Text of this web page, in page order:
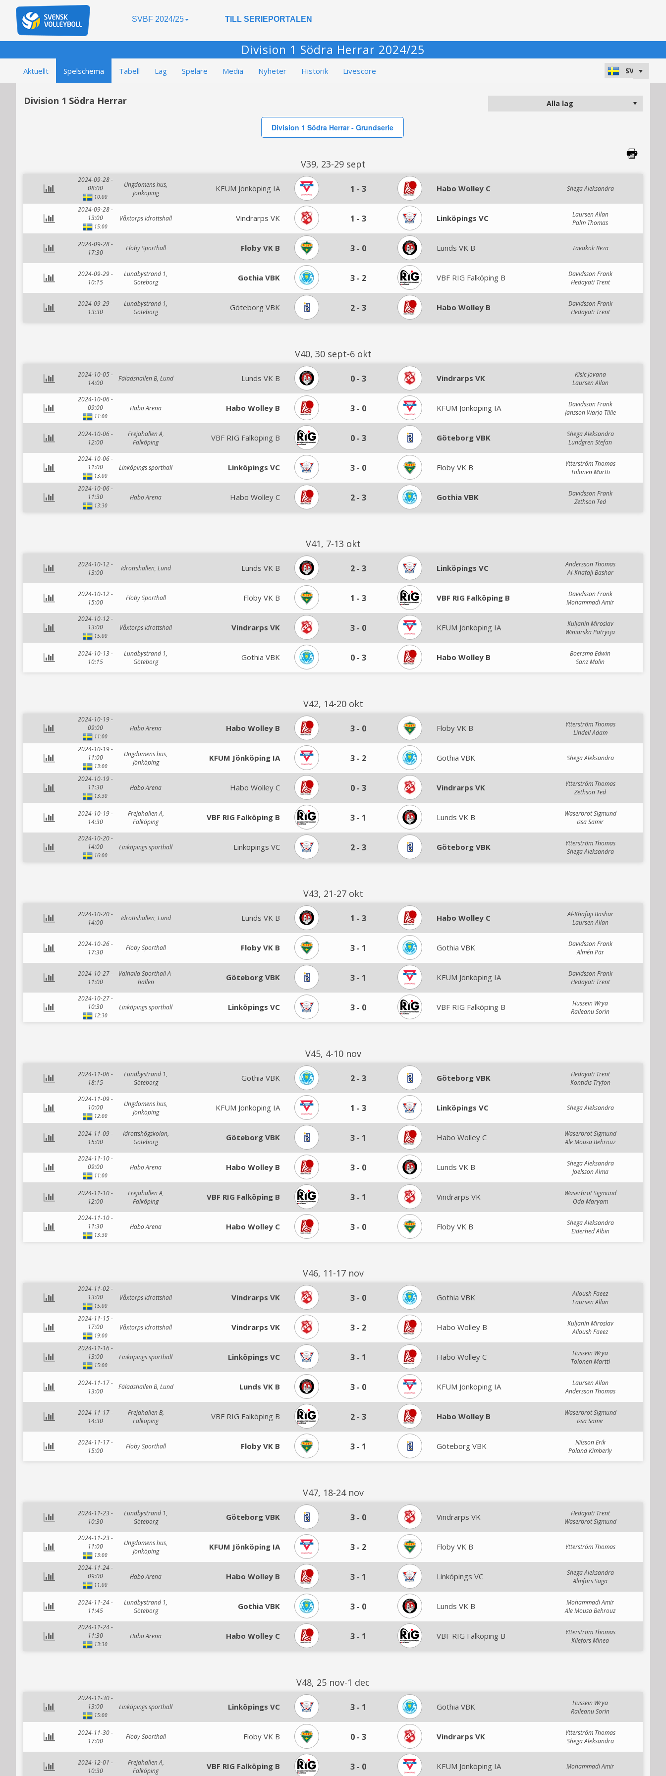
SVBF 2024/25 TILL SERIEPORTALEN
Division 1 Södra Herrar 2024/25
Aktuellt Spelschema Tabell Lag Spelare Media Nyheter Historik Livescore
Division 1 Södra Herrar
Division 1 Södra Herrar - Grundserie
V39, 23-29 sept
2024-09-28 -
08:00
10:00
Ungdomens hus,
Jönköping
KFUM Jönköping IA 1 - 3 Habo Wolley C Shega Aleksandra
2024-09-28 -
13:00
15:00
Våxtorps Idrottshall Vindrarps VK 1 - 3 Linköpings VC
Laursen Allan
Palm Thomas
2024-09-28 -
17:30
Floby Sporthall Floby VK B 3 - 0 Lunds VK B Tavakoli Reza
2024-09-29 -
10:15
Lundbystrand 1,
Göteborg
Gothia VBK 3 - 2 VBF RIG Falköping B
Davidsson Frank
Hedayati Trent
2024-09-29 -
13:30
Lundbystrand 1,
Göteborg
Göteborg VBK 2 - 3 Habo Wolley B
Davidsson Frank
Hedayati Trent
V40, 30 sept-6 okt
2024-10-05 -
14:00
Fäladshallen B, Lund Lunds VK B 0 - 3 Vindrarps VK
Kisic Jovana
Laursen Allan
2024-10-06 -
09:00
11:00
Habo Arena Habo Wolley B 3 - 0 KFUM Jönköping IA
Davidsson Frank
Jansson Warjo Tillie
2024-10-06 -
12:00
Frejahallen A,
Falköping
VBF RIG Falköping B 0 - 3 Göteborg VBK
Shega Aleksandra
Lundgren Stefan
2024-10-06 -
11:00
13:00
Linköpings sporthall Linköpings VC 3 - 0 Floby VK B
Ytterström Thomas
Tolonen Martti
2024-10-06 -
11:30
13:30
Habo Arena Habo Wolley C 2 - 3 Gothia VBK
Davidsson Frank
Zethson Ted
V41, 7-13 okt
2024-10-12 -
13:00
Idrottshallen, Lund Lunds VK B 2 - 3 Linköpings VC
Andersson Thomas
Al-Khafaji Bashar
2024-10-12 -
15:00
Floby Sporthall Floby VK B 1 - 3 VBF RIG Falköping B
Davidsson Frank
Mohammadi Amir
2024-10-12 -
13:00
15:00
Våxtorps Idrottshall Vindrarps VK 3 - 0 KFUM Jönköping IA
Kuljanin Miroslav
Winiarska Patrycja
2024-10-13 -
10:15
Lundbystrand 1,
Göteborg
Gothia VBK 0 - 3 Habo Wolley B
Boersma Edwin
Sanz Malin
V42, 14-20 okt
2024-10-19 -
09:00
11:00
Habo Arena Habo Wolley B 3 - 0 Floby VK B
Ytterström Thomas
Lindell Adam
2024-10-19 -
11:00
13:00
Ungdomens hus,
Jönköping
KFUM Jönköping IA 3 - 2 Gothia VBK Shega Aleksandra
2024-10-19 -
11:30
13:30
Habo Arena Habo Wolley C 0 - 3 Vindrarps VK
Ytterström Thomas
Zethson Ted
2024-10-19 -
14:30
Frejahallen A,
Falköping
VBF RIG Falköping B 3 - 1 Lunds VK B
Waserbrot Sigmund
Issa Samir
2024-10-20 -
14:00
16:00
Linköpings sporthall Linköpings VC 2 - 3 Göteborg VBK
Ytterström Thomas
Shega Aleksandra
V43, 21-27 okt
2024-10-20 -
14:00
Idrottshallen, Lund Lunds VK B 1 - 3 Habo Wolley C
Al-Khafaji Bashar
Laursen Allan
2024-10-26 -
17:30
Floby Sporthall Floby VK B 3 - 1 Gothia VBK
Davidsson Frank
Almén Pär
2024-10-27 -
11:00
Valhalla Sporthall A-
hallen
Göteborg VBK 3 - 1 KFUM Jönköping IA
Davidsson Frank
Hedayati Trent
2024-10-27 -
10:30
12:30
Linköpings sporthall Linköpings VC 3 - 0 VBF RIG Falköping B
Hussein Wrya
Raileanu Sorin
V45, 4-10 nov
2024-11-06 -
18:15
Lundbystrand 1,
Göteborg
Gothia VBK 2 - 3 Göteborg VBK
Hedayati Trent
Kontidis Tryfon
2024-11-09 -
10:00
12:00
Ungdomens hus,
Jönköping
KFUM Jönköping IA 1 - 3 Linköpings VC Shega Aleksandra
2024-11-09 -
15:00
Idrottshögskolan,
Göteborg
Göteborg VBK 3 - 1 Habo Wolley C
Waserbrot Sigmund
Ale Mousa Behrouz
2024-11-10 -
09:00
11:00
Habo Arena Habo Wolley B 3 - 0 Lunds VK B
Shega Aleksandra
Joelsson Alma
2024-11-10 -
12:00
Frejahallen A,
Falköping
VBF RIG Falköping B 3 - 1 Vindrarps VK
Waserbrot Sigmund
Oda Maryam
2024-11-10 -
11:30
13:30
Habo Arena Habo Wolley C 3 - 0 Floby VK B
Shega Aleksandra
Eiderhed Albin
V46, 11-17 nov
2024-11-02 -
13:00
15:00
Våxtorps Idrottshall Vindrarps VK 3 - 0 Gothia VBK
Alloush Faeez
Laursen Allan
2024-11-15 -
17:00
19:00
Våxtorps Idrottshall Vindrarps VK 3 - 2 Habo Wolley B
Kuljanin Miroslav
Alloush Faeez
2024-11-16 -
13:00
15:00
Linköpings sporthall Linköpings VC 3 - 1 Habo Wolley C
Hussein Wrya
Tolonen Martti
2024-11-17 -
13:00
Fäladshallen B, Lund Lunds VK B 3 - 0 KFUM Jönköping IA
Laursen Allan
Andersson Thomas
2024-11-17 -
14:30
Frejahallen B,
Falköping
VBF RIG Falköping B 2 - 3 Habo Wolley B
Waserbrot Sigmund
Issa Samir
2024-11-17 -
15:00
Floby Sporthall Floby VK B 3 - 1 Göteborg VBK
Nilsson Erik
Poland Kimberly
V47, 18-24 nov
2024-11-23 -
10:30
Lundbystrand 1,
Göteborg
Göteborg VBK 3 - 0 Vindrarps VK
Hedayati Trent
Waserbrot Sigmund
2024-11-23 -
11:00
13:00
Ungdomens hus,
Jönköping
KFUM Jönköping IA 3 - 2 Floby VK B Ytterström Thomas
2024-11-24 -
09:00
11:00
Habo Arena Habo Wolley B 3 - 1 Linköpings VC
Shega Aleksandra
Almfors Saga
2024-11-24 -
11:45
Lundbystrand 1,
Göteborg
Gothia VBK 3 - 0 Lunds VK B
Mohammadi Amir
Ale Mousa Behrouz
2024-11-24 -
11:30
13:30
Habo Arena Habo Wolley C 3 - 1 VBF RIG Falköping B
Ytterström Thomas
Kilefors Minea
V48, 25 nov-1 dec
2024-11-30 -
13:00
15:00
Linköpings sporthall Linköpings VC 3 - 1 Gothia VBK
Hussein Wrya
Raileanu Sorin
2024-11-30 -
17:00
Floby Sporthall Floby VK B 0 - 3 Vindrarps VK
Ytterström Thomas
Shega Aleksandra
2024-12-01 -
10:30
Frejahallen A,
Falköping
VBF RIG Falköping B 3 - 0 KFUM Jönköping IA Mohammadi Amir